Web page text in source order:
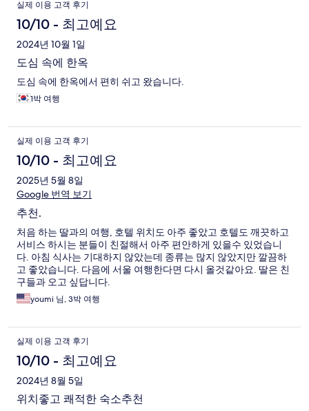
실제 이용 고객 후기
10/10 - 최고예요
2024년 10월 1일
도심 속에 한옥
도심 속에 한옥에서 편히 쉬고 왔습니다.
1박 여행
실제 이용 고객 후기
10/10 - 최고예요
2025년 5월 8일
Google 번역 보기
추천.
처음 하는 딸과의 여행, 호텔 위치도 아주 좋았고 호텔도 깨끗하고
서비스 하시는 분들이 친절해서 아주 편안하게 있을수 있었습니
다. 아침 식사는 기대하지 않았는데 종류는 많지 않았지만 깔끔하
고 좋았습니다. 다음에 서울 여행한다면 다시 올것같아요. 딸은 친
구들과 오고 싶답니다.
youmi 님, 3박 여행
실제 이용 고객 후기
10/10 - 최고예요
2024년 8월 5일
위치좋고 쾌적한 숙소추천